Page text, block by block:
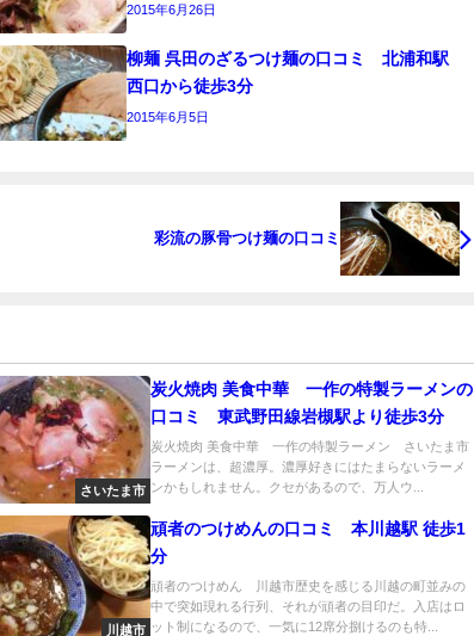
2015年6月26日
柳麺 呉田のざるつけ麺の口コミ 北浦和駅
西口から徒歩3分
2015年6月5日
彩流の豚骨つけ麺の口コミ
さいたま市
炭火焼肉 美食中華 一作の特製ラーメンの
口コミ 東武野田線岩槻駅より徒歩3分
炭火焼肉 美食中華 一作の特製ラーメン さいたま市
ラーメンは、超濃厚。濃厚好きにはたまらないラーメ
ンかもしれません。クセがあるので、万人ウ...
川越市
頑者のつけめんの口コミ 本川越駅 徒歩1
分
頑者のつけめん 川越市歴史を感じる川越の町並みの
中で突如現れる行列、それが頑者の目印だ。入店はロ
ット制になるので、一気に12席分捌けるのも特...